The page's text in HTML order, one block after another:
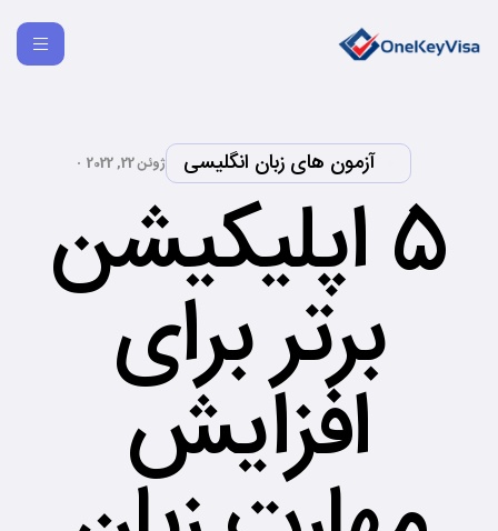
آزمون های زبان انگلیسی ژوئن 22, 2022
5 اپلیکیشن
برتر برای
افزایش